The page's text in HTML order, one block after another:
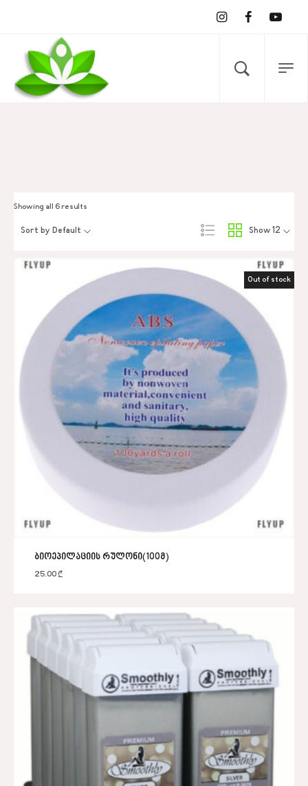
Showing all 6 results
Show 12
Sort by Default
Out of stock
ბიოეპილაციის რულონი(100მ)
25.00₾